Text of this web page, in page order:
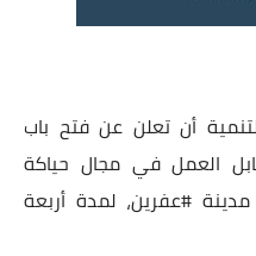
أن تعلن عن فتح باب
العمل في مجال حياكة
#عفرين، لمدة أربعة